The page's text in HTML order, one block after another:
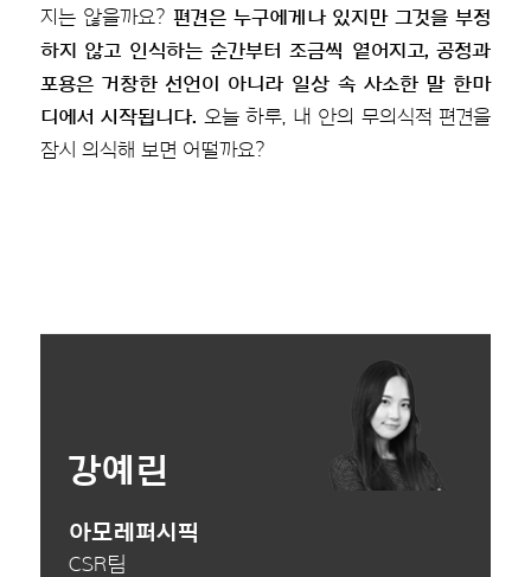
지는 않을까요? 편견은 누구에게나 있지만 그것을 부정
하지 않고 인식하는 순간부터 조금씩 옅어지고, 공정과
포용은 거창한 선언이 아니라 일상 속 사소한 말 한마
디에서 시작됩니다. 오늘 하루, 내 안의 무의식적 편견을
잠시 의식해 보면 어떨까요?
강예린
아모레퍼시픽
CSR팀